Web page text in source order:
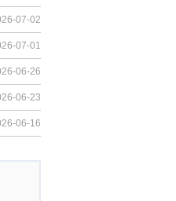
07-02
07-01
06-26
06-23
06-16